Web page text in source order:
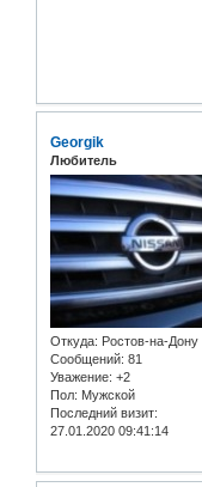
Georgik
Любитель
Откуда: Ростов-на-Дону
Сообщений: 81
Уважение: +2
Пол: Мужской
Последний визит:
27.01.2020 09:41:14